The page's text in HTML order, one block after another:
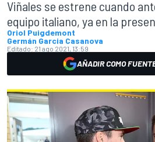
Viñales se estrene cuando
equipo italiano, ya en la
Oriol Puigdemont
Germán Garcia Casanova
Editado: 21 ago 2021, 13:59
AÑADIR COMO